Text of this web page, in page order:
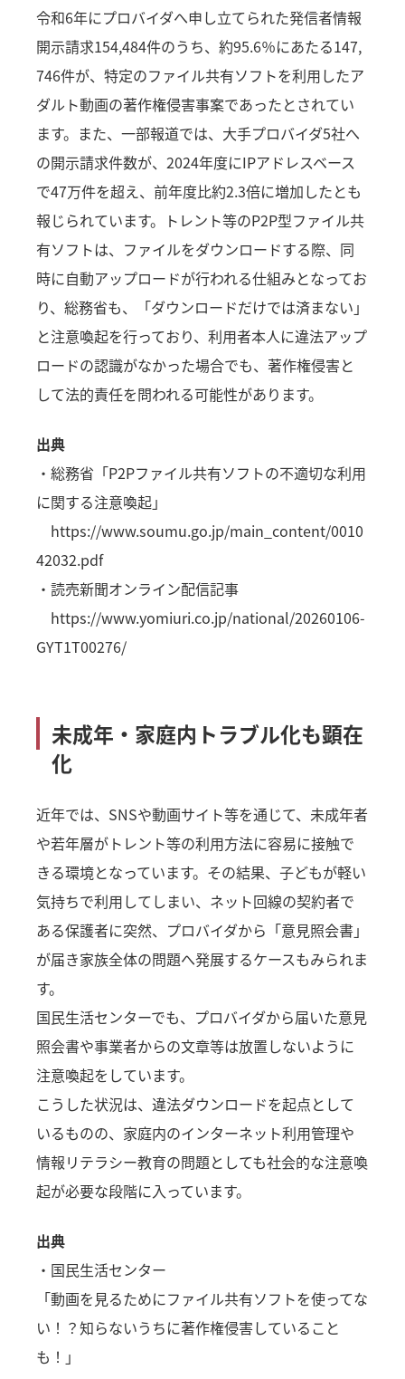
令和6年にプロバイダへ申し立てられた発信者情報
開示請求154,484件のうち、約95.6％にあたる147,
746件が、特定のファイル共有ソフトを利用したア
ダルト動画の著作権侵害事案であったとされてい
ます。また、一部報道では、大手プロバイダ5社へ
の開示請求件数が、2024年度にIPアドレスベース
で47万件を超え、前年度比約2.3倍に増加したとも
報じられています。トレント等のP2P型ファイル共
有ソフトは、ファイルをダウンロードする際、同
時に自動アップロードが行われる仕組みとなってお
り、総務省も、「ダウンロードだけでは済まない」
と注意喚起を行っており、利用者本人に違法アップ
ロードの認識がなかった場合でも、著作権侵害と
して法的責任を問われる可能性があります。
出典
・総務省「P2Pファイル共有ソフトの不適切な利用
に関する注意喚起」
https://www.soumu.go.jp/main_content/0010
42032.pdf
・読売新聞オンライン配信記事
https://www.yomiuri.co.jp/national/20260106-
GYT1T00276/
未成年・家庭内トラブル化も顕在
化
近年では、SNSや動画サイト等を通じて、未成年者
や若年層がトレント等の利用方法に容易に接触で
きる環境となっています。その結果、子どもが軽い
気持ちで利用してしまい、ネット回線の契約者で
ある保護者に突然、プロバイダから「意見照会書」
が届き家族全体の問題へ発展するケースもみられま
す。
国民生活センターでも、プロバイダから届いた意見
照会書や事業者からの文章等は放置しないように
注意喚起をしています。
こうした状況は、違法ダウンロードを起点として
いるものの、家庭内のインターネット利用管理や
情報リテラシー教育の問題としても社会的な注意喚
起が必要な段階に入っています。
出典
・国民生活センター
「動画を見るためにファイル共有ソフトを使ってな
い！？知らないうちに著作権侵害していること
も！」